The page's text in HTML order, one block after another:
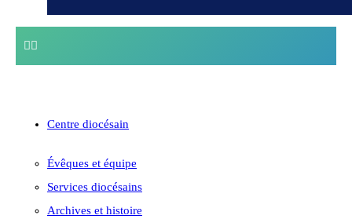
Centre diocésain
Évêques et équipe
Services diocésains
Archives et histoire